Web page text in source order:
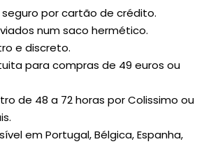
por cartão de crédito.
numsaco hermético.
e discreto.
para compras de 49 euros ou
de 48 a 72 horas por Colissimo ou
em Portugal, Bélgica, Espanha,